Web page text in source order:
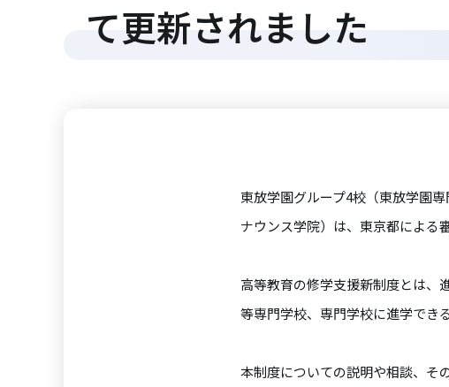
て更新されました
東放学園グループ4校（東放学園
ナウンス学院）は、東京都による
高等教育の修学支援新制度とは、
等専門学校、専門学校に進学でき
本制度についての説明や相談、そ